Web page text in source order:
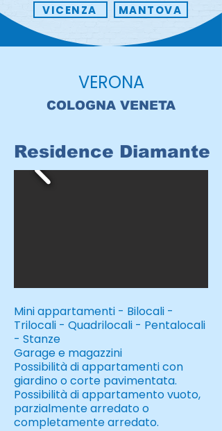
VICENZA
MANTOVA
VERONA
COLOGNA VENETA
Residence Diamante
Mini appartamenti - Bilocali -
Trilocali - Quadrilocali - Pentalocali
- Stanze
Garage e magazzini
Possibilità di appartamenti con
giardino o corte pavimentata.
Possibilità di appartamento vuoto,
parzialmente arredato o
completamente arredato.